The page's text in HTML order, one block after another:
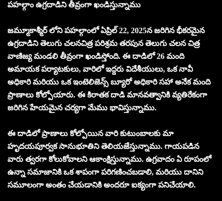
పహల్గాం ఉగ్రదాడిని తీవ్రంగా ఖండిస్తున్నాము
జమ్మూకాశ్మీర్ లోని పహల్గాంలో ఏప్రిల్ 22, 2025న జరిగిన భీకరమైన
ఉగ్రదాడిని తెలుగు చలనచిత్ర పరిశ్రమ తరపున తెలుగు చలన చిత్ర
వాణిజ్య మండలి తీవ్రంగా ఖండిస్తోంది. ఈ దాడిలో 26 మంది
అమాయక పర్యాటకులు, వారిలో ఇద్దరు విదేశీయులు, ఒక నావీ
అధికారి మరియు ఒక ఇంటెలిజెన్స్ బ్యూరో అధికారి సహా అనేక మంది
ప్రాణాలు కోల్పోయారు. ఈ కిరాతక దాడి మానవత్వానికి వ్యతిరేకంగా
జరిగిన హేయమైన చర్యగా మేము భావిస్తున్నాము.
ఈ దాడిలో ప్రాణాలు కోల్పోయిన వారి కుటుంబాలకు మా
హృదయపూర్వక సానుభూతిని తెలియజేస్తున్నాము. గాయపడిన
వారు త్వరగా కోలుకోవాలని ఆకాంక్షిస్తున్నాము. ఉగ్రవాదం ఏ రూపంలో
ఉన్నా సమాజానికి ఒక శాపంగా పరిగణించబడాలి, మరియు దానిని
సమూలంగా అంతం చేయడానికి అందరూ ఐక్యంగా పనిచేయాలి.